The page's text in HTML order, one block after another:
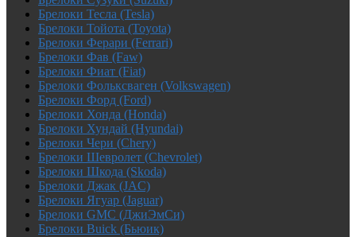
Брелоки Тесла (Tesla)
Брелоки Тойота (Toyota)
Брелоки Ферари (Ferrari)
Брелоки Фав (Faw)
Брелоки Фиат (Fiat)
Брелоки Фольксваген (Volkswagen)
Брелоки Форд (Ford)
Брелоки Хонда (Honda)
Брелоки Хундай (Hyundai)
Брелоки Чери (Chery)
Брелоки Шевролет (Chevrolet)
Брелоки Шкода (Skoda)
Брелоки Джак (JAC)
Брелоки Ягуар (Jaguar)
Брелоки GMC (ДжиЭмСи)
Брелоки Buick (Бьюик)